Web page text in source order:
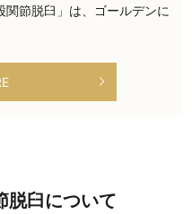
節脱臼」は、ゴールデンに
脱臼について